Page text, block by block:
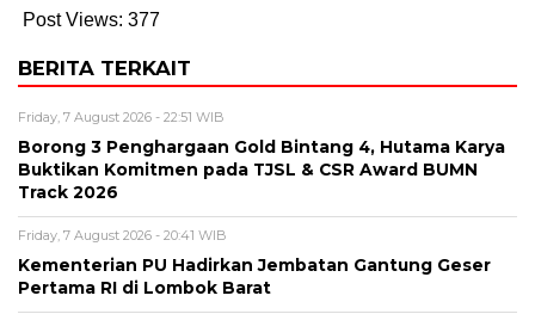
Post Views: 377
BERITA TERKAIT
Friday, 7 August 2026 - 22:51 WIB
Borong 3 Penghargaan Gold Bintang 4, Hutama Karya
Buktikan Komitmen pada TJSL & CSR Award BUMN
Track 2026
Friday, 7 August 2026 - 20:41 WIB
Kementerian PU Hadirkan Jembatan Gantung Geser
Pertama RI di Lombok Barat